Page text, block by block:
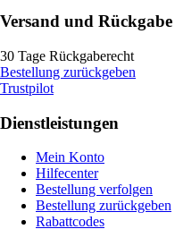
Versand und Rückgabe
30 Tage Rückgaberecht
Bestellung zurückgeben
Trustpilot
Dienstleistungen
Mein Konto
Hilfecenter
Bestellung verfolgen
Bestellung zurückgeben
Rabattcodes